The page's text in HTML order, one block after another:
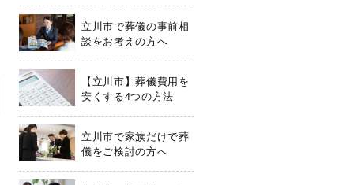
立川市で葬儀の事前相
談をお考えの方へ
【立川市】葬儀費用を
安くする4つの方法
立川市で家族だけで葬
儀をご検討の方へ